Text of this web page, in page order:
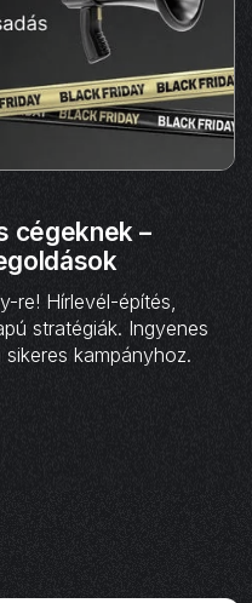
cégeknek –
re! Hírlevél-építés,
stratégiák. Ingyenes
kampányhoz.